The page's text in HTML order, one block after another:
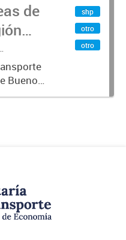
de
Buenos
shp
otro
otro